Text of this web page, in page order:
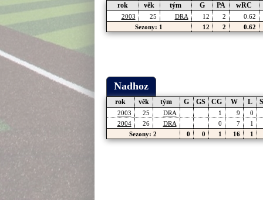
rok věk tým G PA wRC
2003 25 DRA 12 2
0.62
Sezony: 1
12 2 0.62
Nadhoz
rok věk tým G GS CG W L
2003 25 DRA 1 9
0
2004
26 DRA 0 7
1
Sezony: 2
0 0 1 16 1